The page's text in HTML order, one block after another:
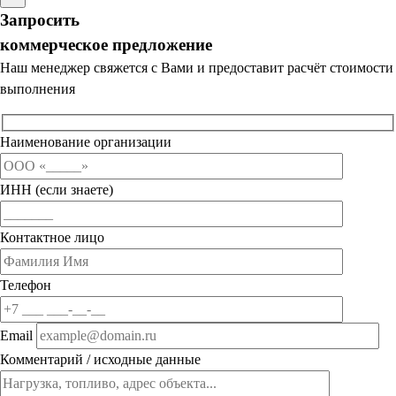
Запросить
коммерческое предложение
Наш менеджер свяжется с Вами и предоставит расчёт стоимости
выполнения
Наименование организации
ИНН (если знаете)
Контактное лицо
Телефон
Email
Комментарий / исходные данные